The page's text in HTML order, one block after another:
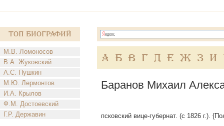
Топ Биографий
М.В. Ломоносов
В.А. Жуковский
А.С. Пушкин
М.Ю. Лермонтов
И.А. Крылов
Ф.М. Достоевский
Г.Р. Державин
А Б В Г Д Е Ж З И
Баранов Михаил
псковский вице-губернат. (с 1826 г.).